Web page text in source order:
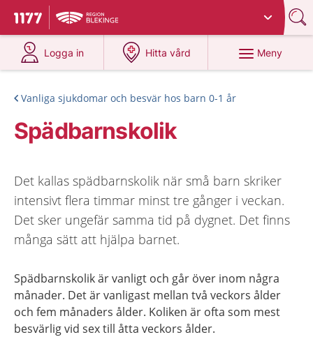
Till startsidan för 1177
Du har valt region
Logga in
på 1177.se
Hitta vård
på 1177.se
Meny
Vanliga sjukdomar och besvär hos barn 0-1 år
Spädbarnskolik
Det kallas spädbarnskolik när små barn skriker
intensivt flera timmar minst tre gånger i veckan.
Det sker ungefär samma tid på dygnet. Det finns
många sätt att hjälpa barnet.
Spädbarnskolik är vanligt och går över inom några
månader. Det är vanligast mellan två veckors ålder
och fem månaders ålder. Koliken är ofta som mest
besvärlig vid sex till åtta veckors ålder.